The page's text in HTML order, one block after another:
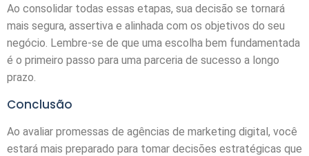
Ao consolidar todas essas etapas, sua decisão se tornará
mais segura, assertiva e alinhada com os objetivos do seu
negócio. Lembre-se de que uma escolha bem fundamentada
é o primeiro passo para uma parceria de sucesso a longo
prazo.
Conclusão
Ao avaliar promessas de agências de marketing digital, você
estará mais preparado para tomar decisões estratégicas que